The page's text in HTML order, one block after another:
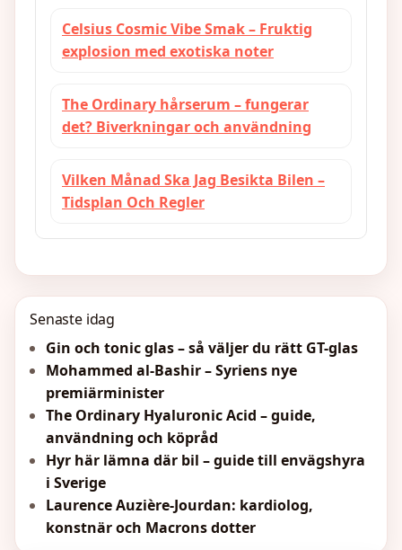
Celsius Cosmic Vibe Smak – Fruktig
explosion med exotiska noter
The Ordinary hårserum – fungerar
det? Biverkningar och användning
Vilken Månad Ska Jag Besikta Bilen –
Tidsplan Och Regler
Senaste idag
Gin och tonic glas – så väljer du rätt GT-glas
Mohammed al-Bashir – Syriens nye
premiärminister
The Ordinary Hyaluronic Acid – guide,
användning och köpråd
Hyr här lämna där bil – guide till envägshyra
i Sverige
Laurence Auzière-Jourdan: kardiolog,
konstnär och Macrons dotter